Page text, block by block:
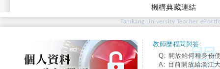
機構典藏連結
Tamkang University Teacher
教師歷程問與答:
Q: 開放給何種身份
A: 目前開放給淡江